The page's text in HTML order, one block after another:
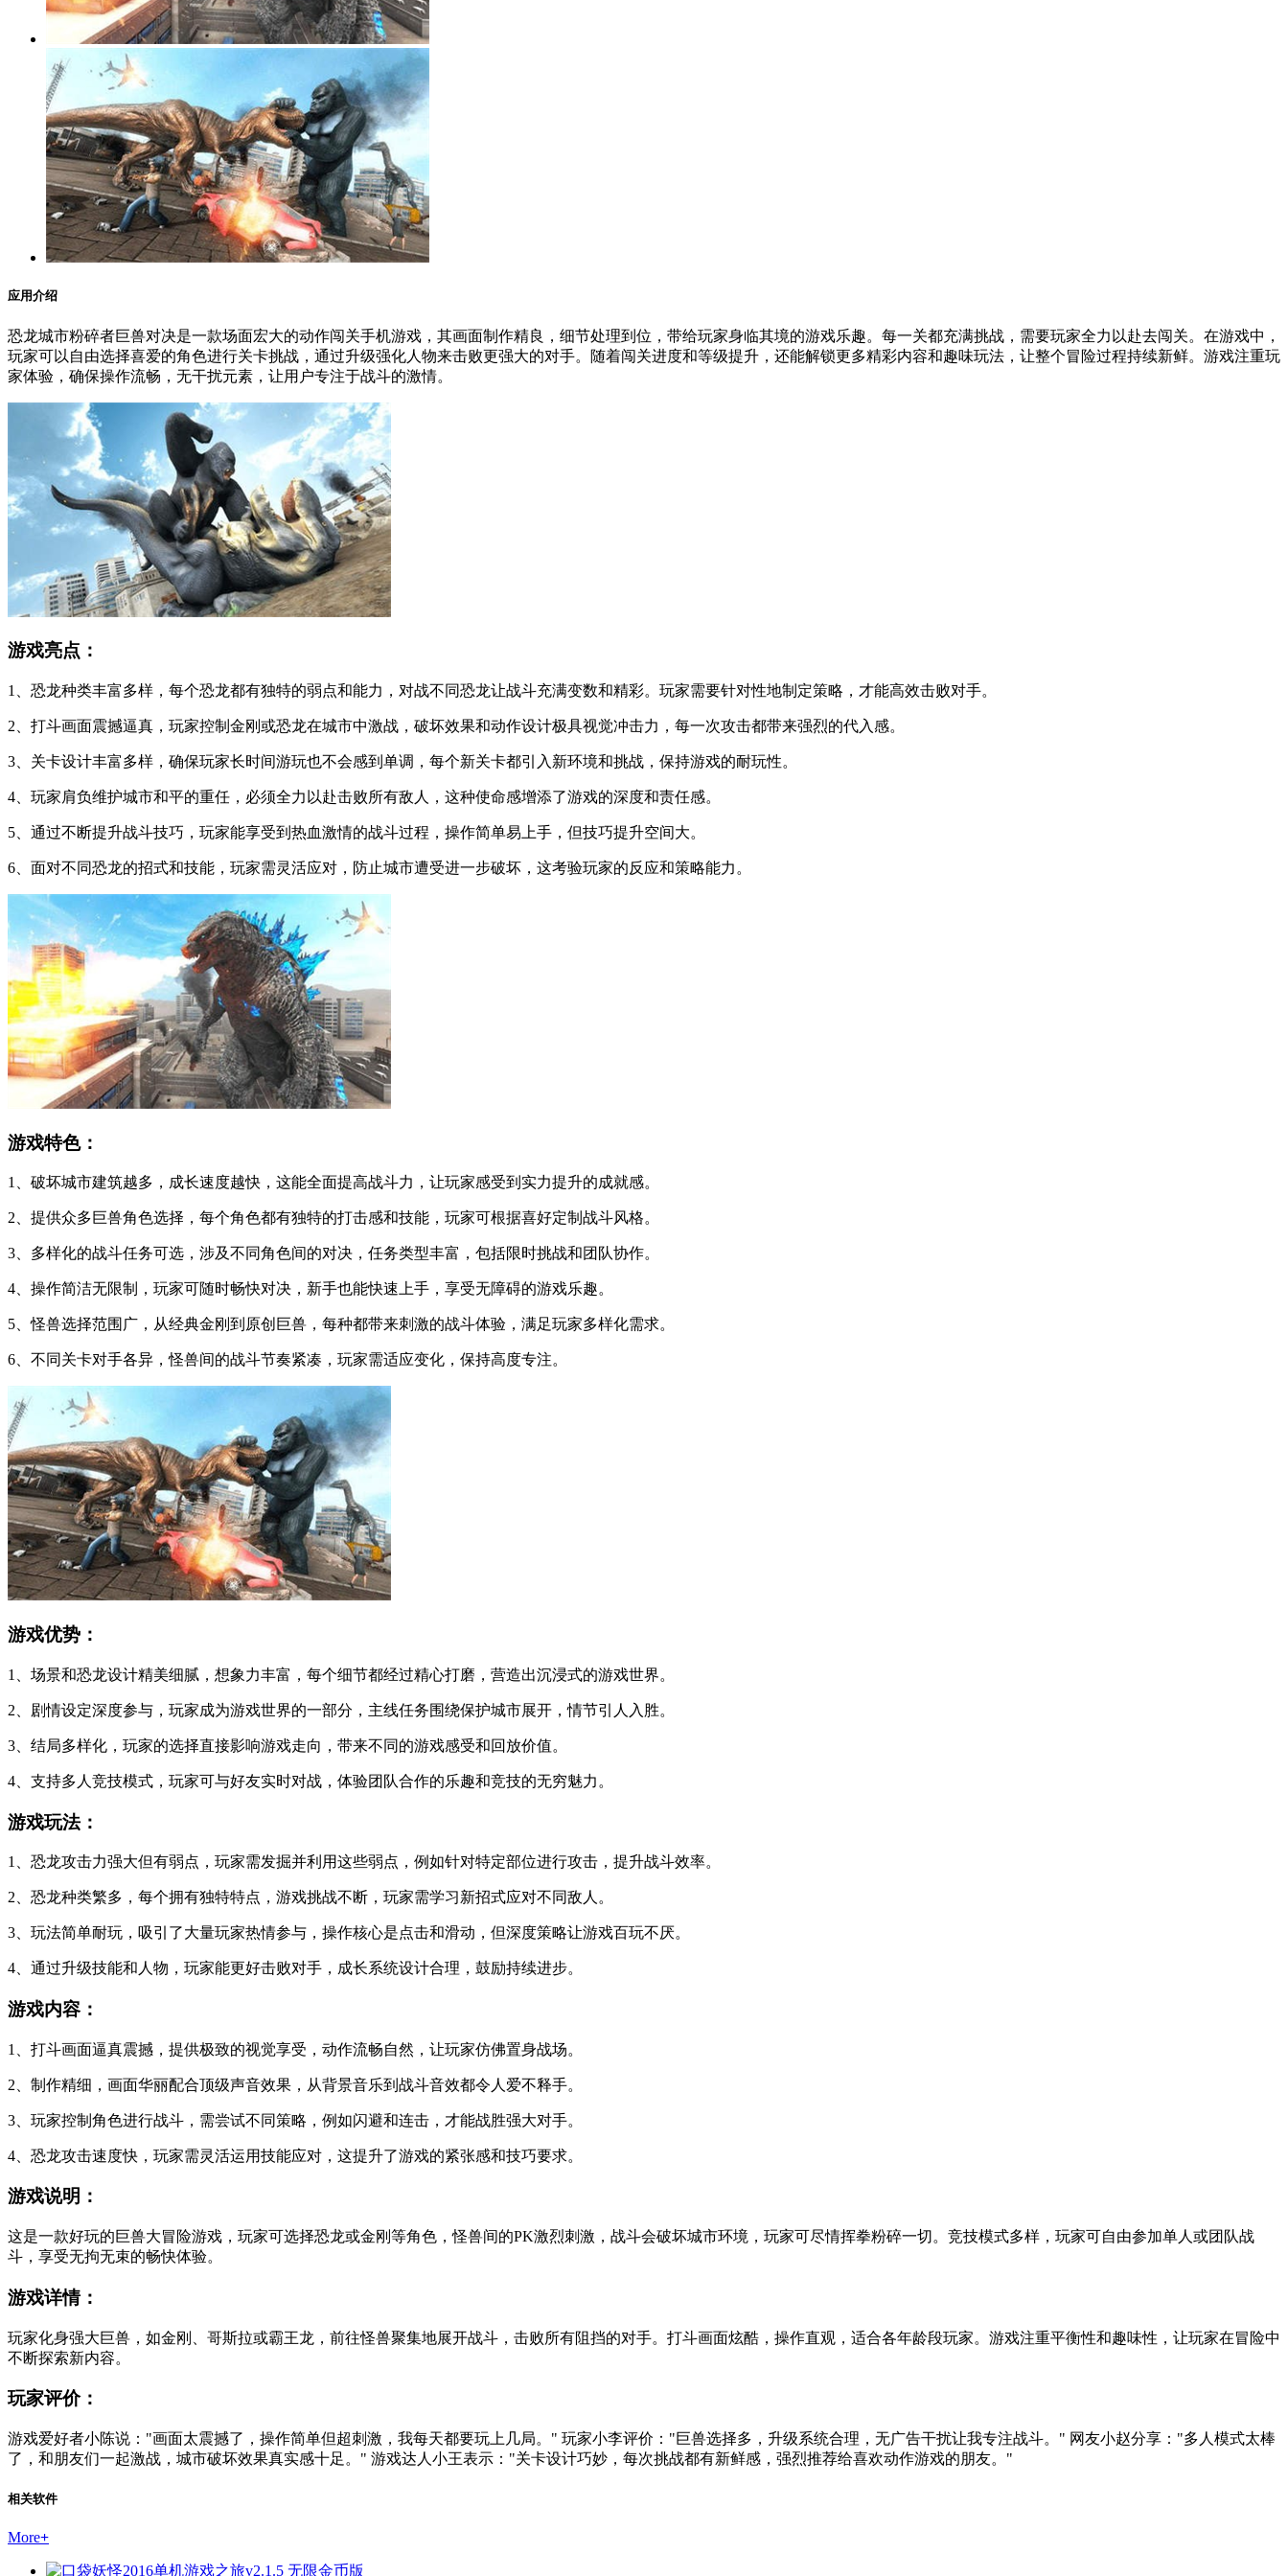
应用介绍
恐龙城市粉碎者巨兽对决是一款场面宏大的动作闯关手机游戏，其画面制作精良，细节处理到位，带给玩家身临其境的游戏乐趣。每一关都充满挑战，需要玩家全力以赴去闯关。在游戏中，
玩家可以自由选择喜爱的角色进行关卡挑战，通过升级强化人物来击败更强大的对手。随着闯关进度和等级提升，还能解锁更多精彩内容和趣味玩法，让整个冒险过程持续新鲜。游戏注重玩
家体验，确保操作流畅，无干扰元素，让用户专注于战斗的激情。
游戏亮点：
1、恐龙种类丰富多样，每个恐龙都有独特的弱点和能力，对战不同恐龙让战斗充满变数和精彩。玩家需要针对性地制定策略，才能高效击败对手。
2、打斗画面震撼逼真，玩家控制金刚或恐龙在城市中激战，破坏效果和动作设计极具视觉冲击力，每一次攻击都带来强烈的代入感。
3、关卡设计丰富多样，确保玩家长时间游玩也不会感到单调，每个新关卡都引入新环境和挑战，保持游戏的耐玩性。
4、玩家肩负维护城市和平的重任，必须全力以赴击败所有敌人，这种使命感增添了游戏的深度和责任感。
5、通过不断提升战斗技巧，玩家能享受到热血激情的战斗过程，操作简单易上手，但技巧提升空间大。
6、面对不同恐龙的招式和技能，玩家需灵活应对，防止城市遭受进一步破坏，这考验玩家的反应和策略能力。
游戏特色：
1、破坏城市建筑越多，成长速度越快，这能全面提高战斗力，让玩家感受到实力提升的成就感。
2、提供众多巨兽角色选择，每个角色都有独特的打击感和技能，玩家可根据喜好定制战斗风格。
3、多样化的战斗任务可选，涉及不同角色间的对决，任务类型丰富，包括限时挑战和团队协作。
4、操作简洁无限制，玩家可随时畅快对决，新手也能快速上手，享受无障碍的游戏乐趣。
5、怪兽选择范围广，从经典金刚到原创巨兽，每种都带来刺激的战斗体验，满足玩家多样化需求。
6、不同关卡对手各异，怪兽间的战斗节奏紧凑，玩家需适应变化，保持高度专注。
游戏优势：
1、场景和恐龙设计精美细腻，想象力丰富，每个细节都经过精心打磨，营造出沉浸式的游戏世界。
2、剧情设定深度参与，玩家成为游戏世界的一部分，主线任务围绕保护城市展开，情节引人入胜。
3、结局多样化，玩家的选择直接影响游戏走向，带来不同的游戏感受和回放价值。
4、支持多人竞技模式，玩家可与好友实时对战，体验团队合作的乐趣和竞技的无穷魅力。
游戏玩法：
1、恐龙攻击力强大但有弱点，玩家需发掘并利用这些弱点，例如针对特定部位进行攻击，提升战斗效率。
2、恐龙种类繁多，每个拥有独特特点，游戏挑战不断，玩家需学习新招式应对不同敌人。
3、玩法简单耐玩，吸引了大量玩家热情参与，操作核心是点击和滑动，但深度策略让游戏百玩不厌。
4、通过升级技能和人物，玩家能更好击败对手，成长系统设计合理，鼓励持续进步。
游戏内容：
1、打斗画面逼真震撼，提供极致的视觉享受，动作流畅自然，让玩家仿佛置身战场。
2、制作精细，画面华丽配合顶级声音效果，从背景音乐到战斗音效都令人爱不释手。
3、玩家控制角色进行战斗，需尝试不同策略，例如闪避和连击，才能战胜强大对手。
4、恐龙攻击速度快，玩家需灵活运用技能应对，这提升了游戏的紧张感和技巧要求。
游戏说明：
这是一款好玩的巨兽大冒险游戏，玩家可选择恐龙或金刚等角色，怪兽间的PK激烈刺激，战斗会破坏城市环境，玩家可尽情挥拳粉碎一切。竞技模式多样，玩家可自由参加单人或团队战
斗，享受无拘无束的畅快体验。
游戏详情：
玩家化身强大巨兽，如金刚、哥斯拉或霸王龙，前往怪兽聚集地展开战斗，击败所有阻挡的对手。打斗画面炫酷，操作直观，适合各年龄段玩家。游戏注重平衡性和趣味性，让玩家在冒险中
不断探索新内容。
玩家评价：
游戏爱好者小陈说："画面太震撼了，操作简单但超刺激，我每天都要玩上几局。" 玩家小李评价："巨兽选择多，升级系统合理，无广告干扰让我专注战斗。" 网友小赵分享："多人模式太棒
了，和朋友们一起激战，城市破坏效果真实感十足。" 游戏达人小王表示："关卡设计巧妙，每次挑战都有新鲜感，强烈推荐给喜欢动作游戏的朋友。"
相关软件
More+